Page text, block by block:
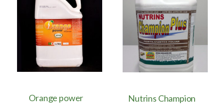
Orange power
Nutrins Champion